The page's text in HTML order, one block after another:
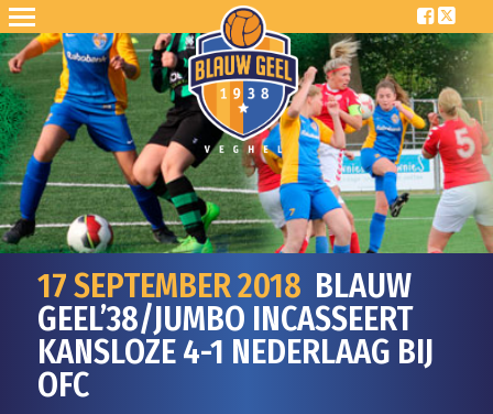
17 SEPTEMBER 2018 BLAUW
GEEL’38/JUMBO INCASSEERT
KANSLOZE 4-1 NEDERLAAG BIJ
OFC